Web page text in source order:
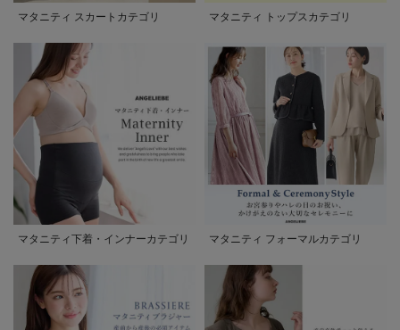
マタニティ スカートカテゴリ マタニティ トップスカテゴリ
マタニティ下着・インナーカテゴリ マタニティ フォーマルカテゴリ